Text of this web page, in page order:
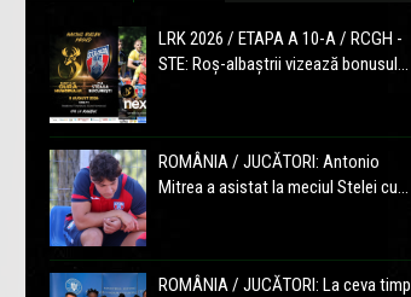
LRK 2026 / ETAPA A 10-A / RCGH -
STE: Roș-albaștrii vizează bonusul...
ROMÂNIA / JUCĂTORI: Antonio
Mitrea a asistat la meciul Stelei cu...
ROMÂNIA / JUCĂTORI: La ceva timp